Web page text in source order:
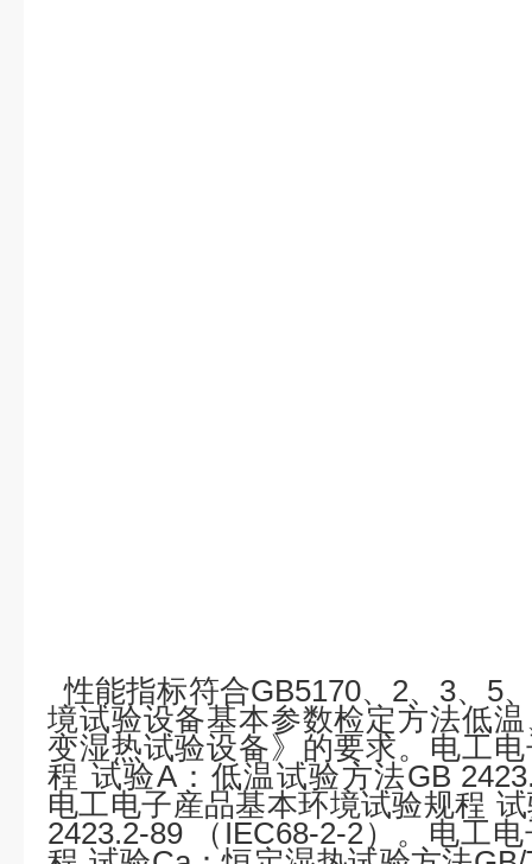
性能指标符合GB5170、 2、 3、 5
境试验设备基本参数检定方法低
变湿热试验设备》的要求。电工
程 试验A：低温试验方法GB
电工电子産品基本环境试验规程
2423.2-89
（ IEC68-2-2）。电工